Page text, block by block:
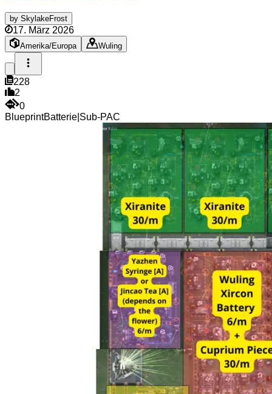
by SkylakeFrost
17. März 2026
Amerika/Europa Wuling
228
2
0
BlueprintBatterie Sub-PAC